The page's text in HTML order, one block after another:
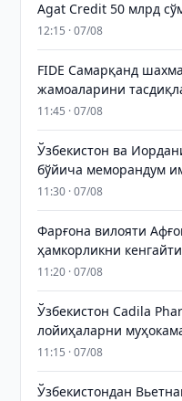
Agat Credit 50 млрд
12:15 · 07/08
FIDE Самарқанд
жамоаларини
11:45 · 07/08
Ўзбекистон ва
бўйича меморандум
11:30 · 07/08
Фарғона вилояти
ҳамкорликни
11:20 · 07/08
Ўзбекистон Cadila
лойиҳаларни
11:15 · 07/08
Ўзбекистондан